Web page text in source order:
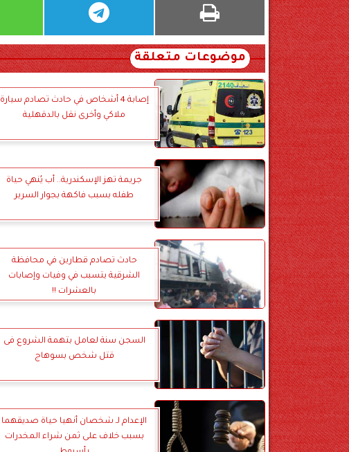
موضوعات متعلقة
إصابة 4 أشخاص في حادث تصادم سيارة
ملاكي وأخرى نقل بالدقهلية
جريمة تهز الإسكندرية.. أب يُنهي حياة
طفله بسبب فاكهة بجوار السرير
حادث تصادم قطارين في محافظة
الشرقية يتسبب في وفيات وإصابات
بالعشرات !!
السجن سنة لعامل بتهمة الشروع فى
قتل شخص بسوهاج
الإعدام لـ شخصان أنهيا حياة صديقهما
بسبب خلاف على ثمن شراء المخدرات